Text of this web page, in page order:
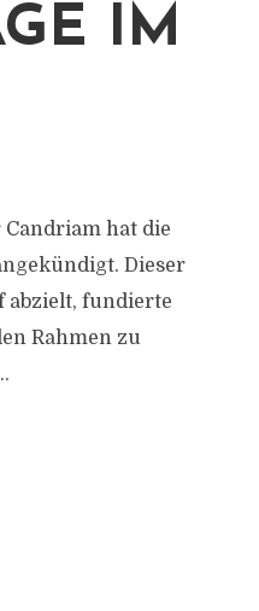
IM
Candriam hat die
Dieser
abzielt, fundierte
Rahmen zu